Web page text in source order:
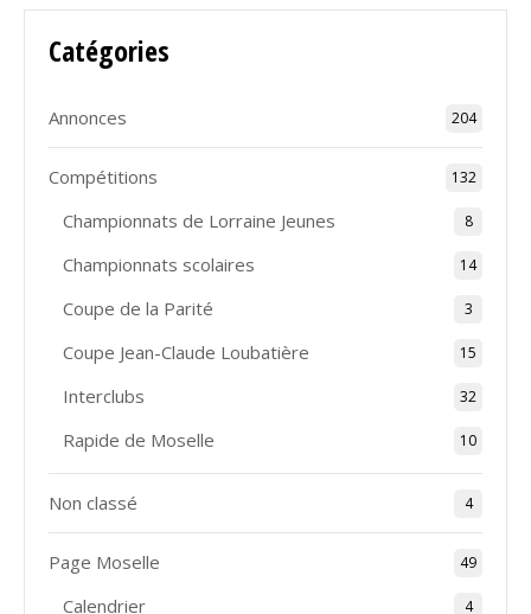
Catégories
Annonces 204
Compétitions 132
Championnats de Lorraine Jeunes 8
Championnats scolaires 14
Coupe de la Parité 3
Coupe Jean-Claude Loubatière 15
Interclubs 32
Rapide de Moselle 10
Non classé 4
Page Moselle 49
Calendrier 4